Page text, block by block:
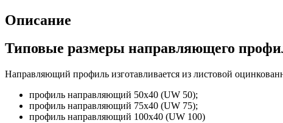
Описание
Типовые размеры направляющего
Направляющий профиль изготавливается из листовой
профиль направляющий 50х40 (UW 50);
профиль направляющий 75х40 (UW 75);
профиль направляющий 100х40 (UW 100)